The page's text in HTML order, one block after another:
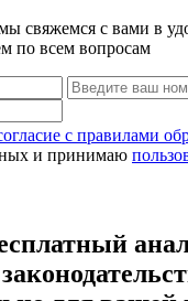
свяжемся с вами в
по всем вопросам
с правилами
и принимаю